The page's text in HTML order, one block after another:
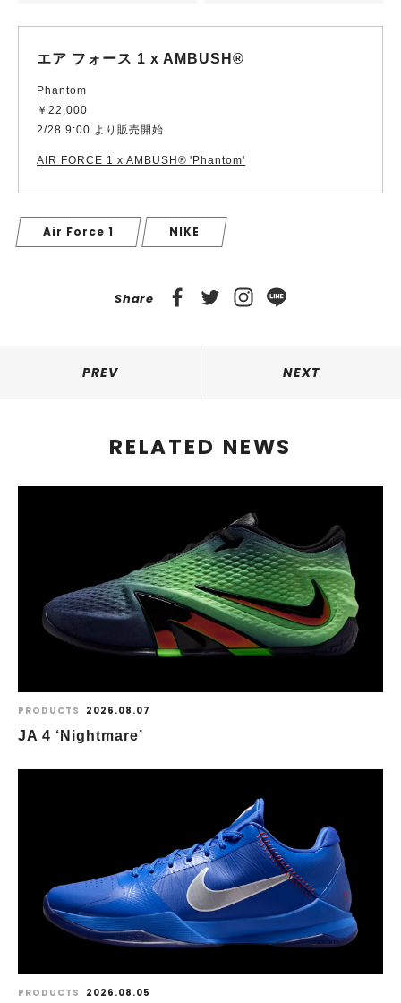
エア フォース 1 x AMBUSH®️
Phantom
￥22,000
2/28 9:00 より販売開始
AIR FORCE 1 x AMBUSH®️ 'Phantom'
Air Force 1 NIKE
Share
PREV NEXT
RELATED NEWS
PRODUCTS 2026.08.07
JA 4 ‘Nightmare’
PRODUCTS 2026.08.05